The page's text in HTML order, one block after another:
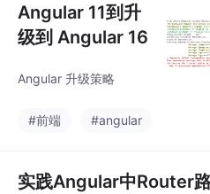
Angular 11到升
级到 Angular 16
Angular 升级策略
#前端 #angular
实践Angular中Router